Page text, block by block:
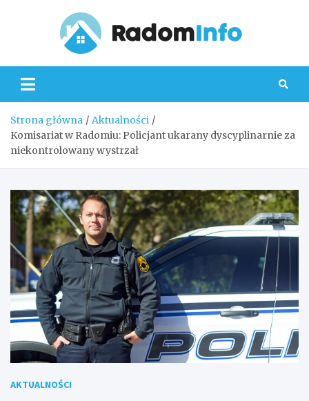
Strona główna
Aktualności
Komisariat w Radomiu: Policjant ukarany dyscyplinarnie za
niekontrolowany wystrzał
AKTUALNOŚCI